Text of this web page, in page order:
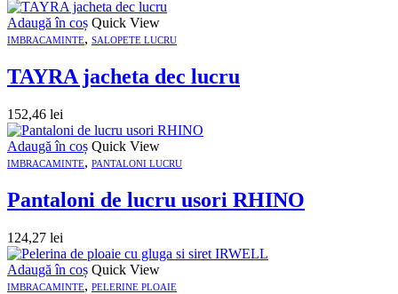
Adaugă în coș Quick View
IMBRACAMINTE, SALOPETE LUCRU
TAYRA jacheta dec lucru
152,46 lei
Adaugă în coș Quick View
IMBRACAMINTE, PANTALONI LUCRU
Pantaloni de lucru usori RHINO
124,27 lei
Adaugă în coș Quick View
IMBRACAMINTE, PELERINE PLOAIE